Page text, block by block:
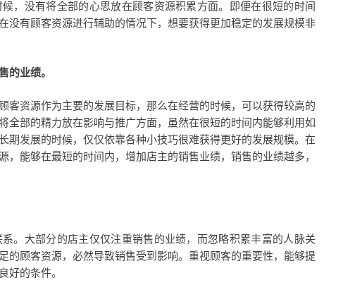
，没有将全部的心思放在顾客资源积累方面。即便在很短的时间
没有顾客资源进行辅助的情况下，想要获得更加稳定的发展规模非
的业绩。
客资源作为主要的发展目标，那么在经营的时候，可以获得较高的
全部的精力放在影响与推广方面，虽然在很短的时间内能够利用如
期发展的时候，仅仅依靠各种小技巧很难获得更好的发展规模。在
，能够在最短的时间内，增加店主的销售业绩，销售的业绩越多，
。大部分的店主仅仅注重销售的业绩，而忽略积累丰富的人脉关
的顾客资源，必然导致销售受到影响。重视顾客的重要性，能够提
好的条件。